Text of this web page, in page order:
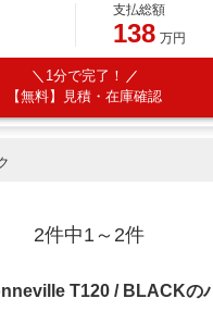
支払総額
138 万円
1分で完了！
【無料】見積・在庫確認
2件中1～2件
T120 / BLACKの